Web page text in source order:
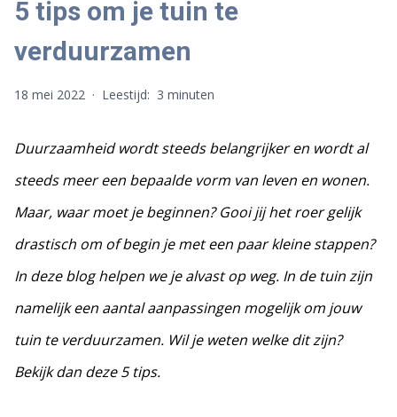
5 tips om je tuin te
verduurzamen
18 mei 2022 · Leestijd: 3 minuten
Duurzaamheid wordt steeds belangrijker en wordt al
steeds meer een bepaalde vorm van leven en wonen.
Maar, waar moet je beginnen? Gooi jij het roer gelijk
drastisch om of begin je met een paar kleine stappen?
In deze blog helpen we je alvast op weg. In de tuin zijn
namelijk een aantal aanpassingen mogelijk om jouw
tuin te verduurzamen. Wil je weten welke dit zijn?
Bekijk dan deze 5 tips.